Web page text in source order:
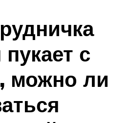
с
можно ли